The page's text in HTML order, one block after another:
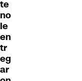
te
no
le
en
tr
eg
ar